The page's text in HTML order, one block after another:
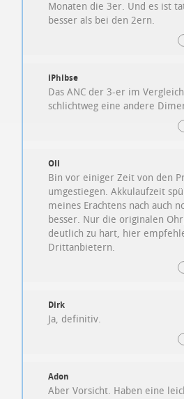
Monaten die 3er. Und es ist
besser als bei den 2ern.
iPhibse
Das ANC der 3-er im
schlichtweg eine andere
Oli
Bin vor einiger Zeit von den
umgestiegen. Akkulaufzeit
meines Erachtens nach auch
besser. Nur die originalen
deutlich zu hart, hier
Drittanbietern.
Dirk
Ja, definitiv.
Adon
Aber Vorsicht. Haben eine